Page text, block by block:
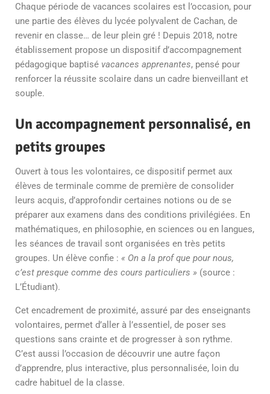
Chaque période de vacances scolaires est l’occasion, pour
une partie des élèves du lycée polyvalent de Cachan, de
revenir en classe… de leur plein gré ! Depuis 2018, notre
établissement propose un dispositif d’accompagnement
pédagogique baptisé vacances apprenantes, pensé pour
renforcer la réussite scolaire dans un cadre bienveillant et
souple.
Un accompagnement personnalisé, en
petits groupes
Ouvert à tous les volontaires, ce dispositif permet aux
élèves de terminale comme de première de consolider
leurs acquis, d’approfondir certaines notions ou de se
préparer aux examens dans des conditions privilégiées. En
mathématiques, en philosophie, en sciences ou en langues,
les séances de travail sont organisées en très petits
groupes. Un élève confie : « On a la prof que pour nous,
c’est presque comme des cours particuliers » (source :
L’Étudiant).
Cet encadrement de proximité, assuré par des enseignants
volontaires, permet d’aller à l’essentiel, de poser ses
questions sans crainte et de progresser à son rythme.
C’est aussi l’occasion de découvrir une autre façon
d’apprendre, plus interactive, plus personnalisée, loin du
cadre habituel de la classe.